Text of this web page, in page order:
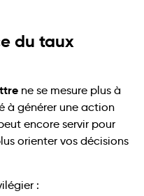
du taux
ne se mesure plus à
à générer une action
encore servir pour
orienter vos décisions
: